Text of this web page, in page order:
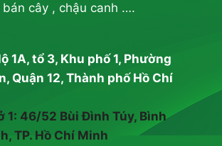
cây , chậu canh ….
1A, tổ 3, Khu phố 1, Phường
Quận 12, Thành phố Hồ Chí
1: 46/52 Bùi Đình Túy, Bình
TP. Hồ Chí Minh